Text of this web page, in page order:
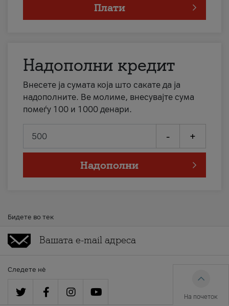
Плати
Надополни кредит
Внесете ја сумата која што сакате да ја
надополните. Ве молиме, внесувајте сума
помеѓу 100 и 1000 денари.
- +
Надополни
Бидете во тек
Следете нè
На почеток